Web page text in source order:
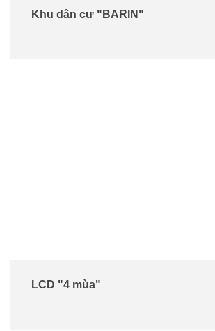
Khu dân cư "BARIN"
LCD "4 mùa"